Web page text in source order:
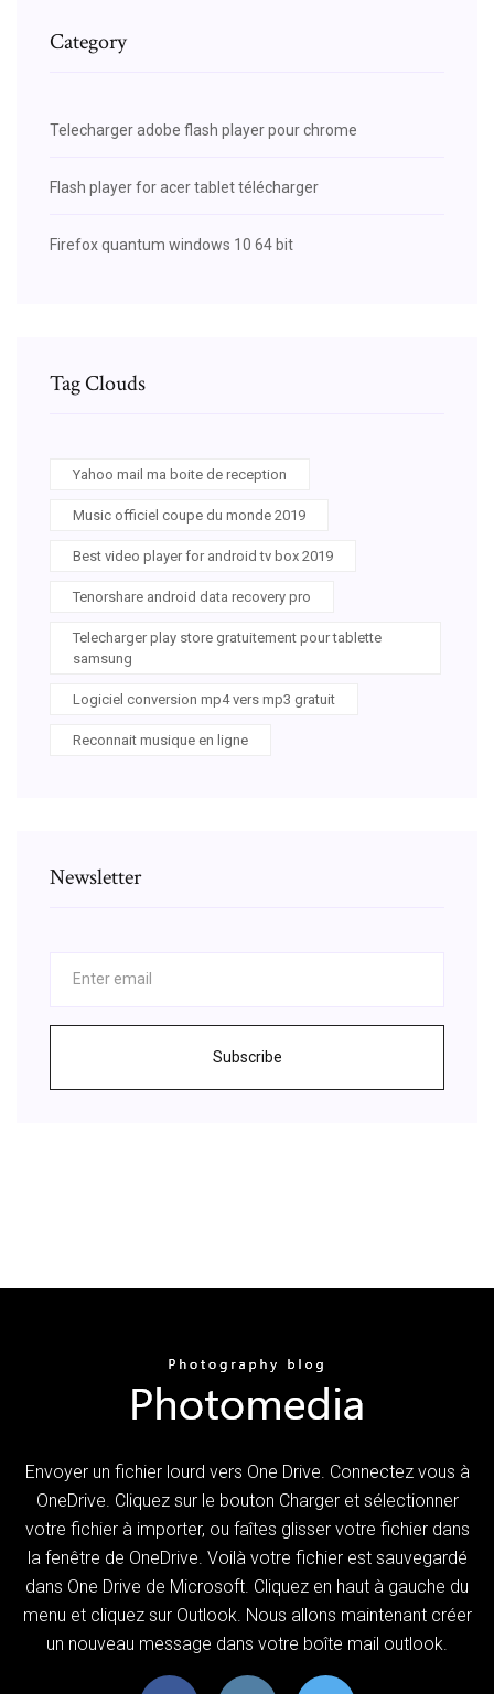
Category
Telecharger adobe flash player pour chrome
Flash player for acer tablet télécharger
Firefox quantum windows 10 64 bit
Tag Clouds
Yahoo mail ma boite de reception
Music officiel coupe du monde 2019
Best video player for android tv box 2019
Tenorshare android data recovery pro
Telecharger play store gratuitement pour tablette
samsung
Logiciel conversion mp4 vers mp3 gratuit
Reconnait musique en ligne
Newsletter
Subscribe
Envoyer un fichier lourd vers One Drive. Connectez vous à
OneDrive. Cliquez sur le bouton Charger et sélectionner
votre fichier à importer, ou faîtes glisser votre fichier dans
la fenêtre de OneDrive. Voilà votre fichier est sauvegardé
dans One Drive de Microsoft. Cliquez en haut à gauche du
menu et cliquez sur Outlook. Nous allons maintenant créer
un nouveau message dans votre boîte mail outlook.